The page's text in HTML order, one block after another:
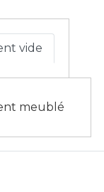
vide
meublé